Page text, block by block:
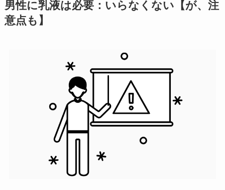
男性に乳液は必要：いらなくない【が、注
意点も】